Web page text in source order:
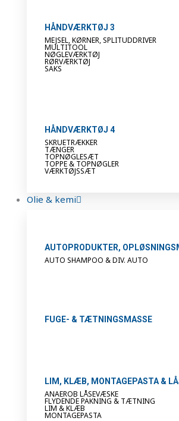
HÅNDVÆRKTØJ 3
MEJSEL, KØRNER, SPLITUDDRIVER
MULTITOOL
NØGLEVÆRKTØJ
RØRVÆRKTØJ
SAKS
HÅNDVÆRKTØJ 4
SKRUETRÆKKER
TÆNGER
TOPNØGLESÆT
TOPPE & TOPNØGLER
VÆRKTØJSSÆT
Olie & kemi
AUTOPRODUKTER,
AUTO SHAMPOO & DIV. AUTO
FUGE- & TÆTNINGSMASSE
LIM, KLÆB, MONTAGEPASTA &
ANAEROB LÅSEVÆSKE
FLYDENDE PAKNING & TÆTNING
LIM & KLÆB
MONTAGEPASTA